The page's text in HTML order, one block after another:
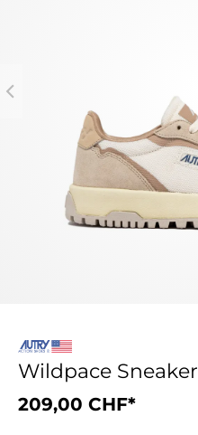
Wildpace Sneaker
209,00 CHF*